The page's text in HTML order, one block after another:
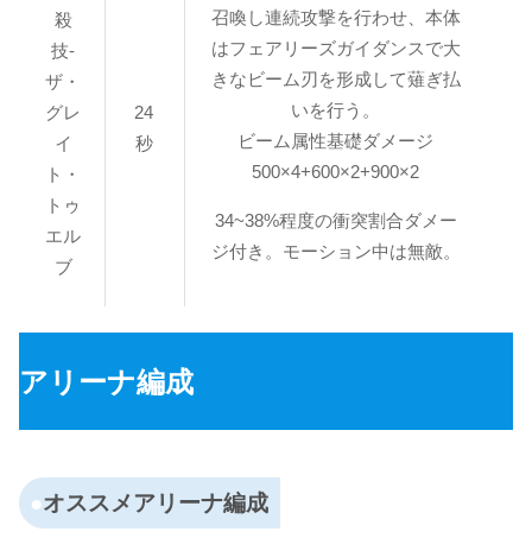
殺
技-
ザ・
グレ
イ
ト・
トゥ
エル
ブ
24
秒
召喚し連続攻撃を行わせ、本体
はフェアリーズガイダンスで大
きなビーム刃を形成して薙ぎ払
いを行う。
ビーム属性基礎ダメージ
500×4+600×2+900×2
34~38%程度の衝突割合ダメー
ジ付き。モーション中は無敵。
アリーナ編成
オススメアリーナ編成